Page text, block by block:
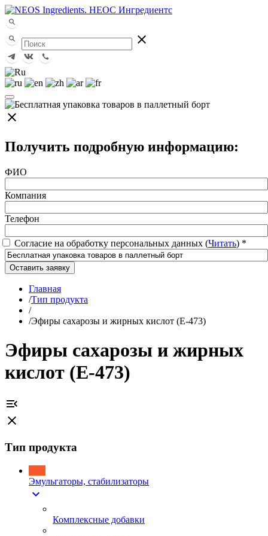
close
close
Получить подробную информацию:
ФИО
Компания
Телефон
Согласие на обработку персональных данных (Читать) *
Оставить заявку
Главная
/Тип продукта
/
/Эфиры сахарозы и жирных кислот (E-473)
Эфиры сахарозы и жирных
кислот (E-473)
menu_open
close
Тип продукта
Эмульгаторы, стабилизаторы
expand_more
Комплексные добавки